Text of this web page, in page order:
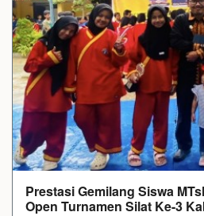
Prestasi Gemilang Siswa
Open Turnamen Silat Ke-3